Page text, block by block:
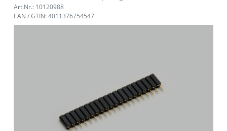
Art.Nr.: 10120988
EAN / GTIN: 4011376754547